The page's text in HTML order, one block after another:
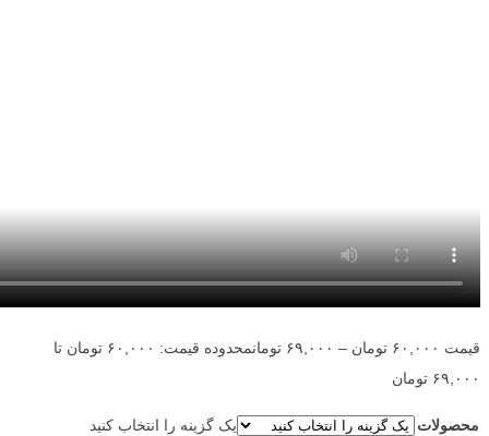
قیمت ۶۰,۰۰۰ تومان – ۶۹,۰۰۰ تومان
محدوده قیمت: ۶۰,۰۰۰ تومان تا
۶۹,۰۰۰ تومان
محصولات
یک گزینه را انتخاب کنید